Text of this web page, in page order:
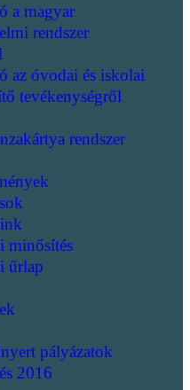
a magyar
rendszer
az óvodai és iskolai
tevékenységről
rendszer
minősítés
űrlap
pályázatok
2016